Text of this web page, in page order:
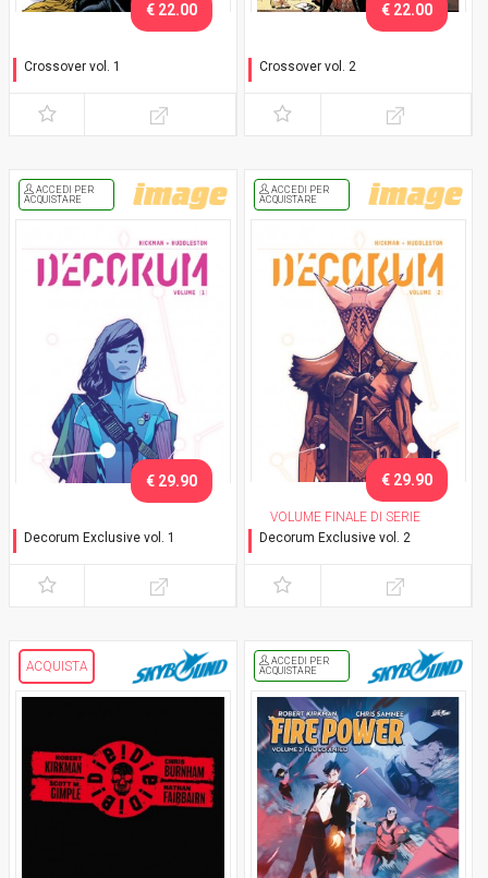
Crossover vol. 1
catene - Variant
€ 22.00
Crossover vol. 2
€ 22.00
ACCEDI PER
ACQUISTARE
Decorum Exclusive vol. 1
€ 29.90
ACCEDI PER
ACQUISTARE
VOLUME FINALE DI SERIE
Decorum Exclusive vol. 2
€ 29.90
ACQUISTA
ACCEDI PER
ACQUISTARE